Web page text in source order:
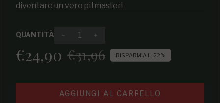
diventare un vero pitmaster!
QUANTITÀ
Diminuire la quantità per Master Series
Prezzo di vendita
€24,90
Prezzo regolare€31,96 RISPARMIA IL 22%
AGGIUNGI AL CARRELLO